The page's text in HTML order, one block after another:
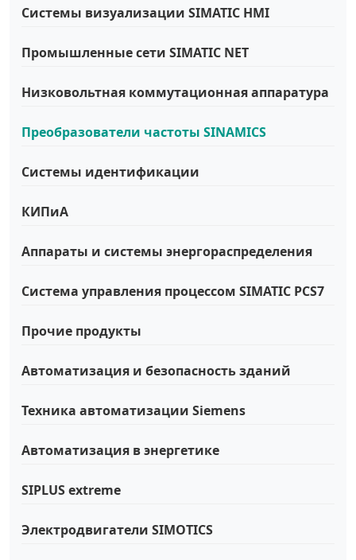
Системы визуализации SIMATIC HMI
Промышленные сети SIMATIC NET
Низковольтная коммутационная аппаратура
Преобразователи частоты SINAMICS
Системы идентификации
КИПиА
Аппараты и системы энергораспределения
Система управления процессом SIMATIC PCS7
Прочие продукты
Автоматизация и безопасность зданий
Техника автоматизации Siemens
Автоматизация в энергетике
SIPLUS extreme
Электродвигатели SIMOTICS